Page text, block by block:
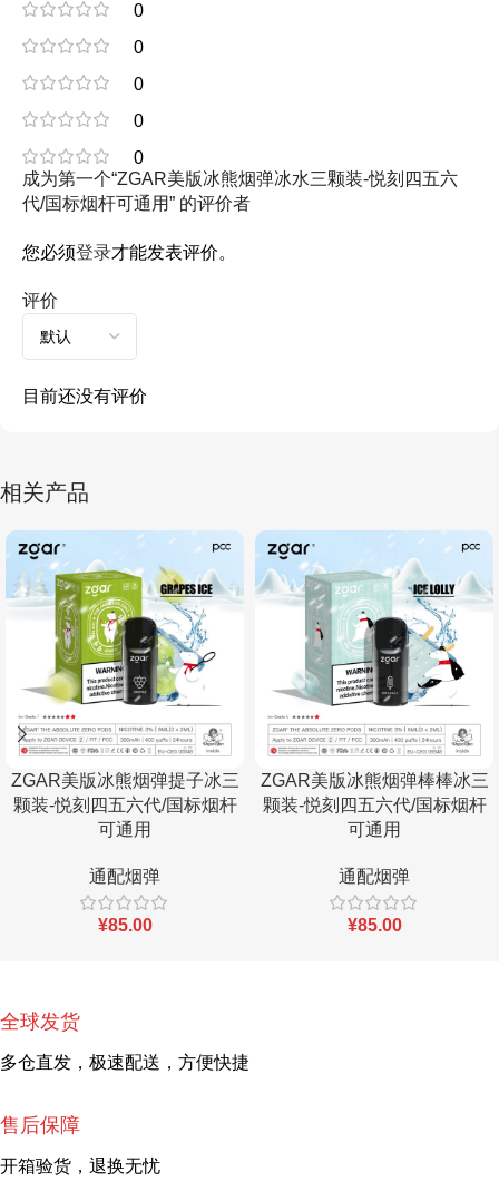
0
0
0
0
0
评价
目前还没有评价
成为第一个“ZGAR美版冰熊烟弹冰水三颗装-悦刻四五六
代/国标烟杆可通用” 的评价者
您必须登录才能发表评价。
相关产品
ZGAR美版冰熊烟弹提子冰三
颗装-悦刻四五六代/国标烟杆
可通用
通配烟弹
¥85.00
ZGAR美版冰熊烟弹棒棒冰三
颗装-悦刻四五六代/国标烟杆
可通用
通配烟弹
¥85.00
全球发货
多仓直发，极速配送，方便快捷
售后保障
开箱验货，退换无忧